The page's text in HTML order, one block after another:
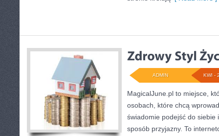
KWI -
ADMIN
MagicalJune.pl to miejsce,
osobach, które chcą
świadomie podejść do siebie
sposób przyjazny. To